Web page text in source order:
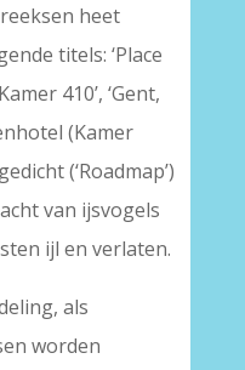
heet
titels: ‘Place
410’, ‘Gent,
(Kamer
(‘Roadmap’)
van ijsvogels
ijl en verlaten.
als
worden